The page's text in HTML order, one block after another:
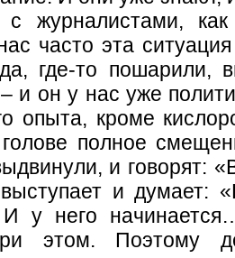
с журналистами,
часто эта
где-то пошарили,
и он у нас уже
опыта, кроме
полное
и говорят:
и думает:
у него
этом. Поэтому